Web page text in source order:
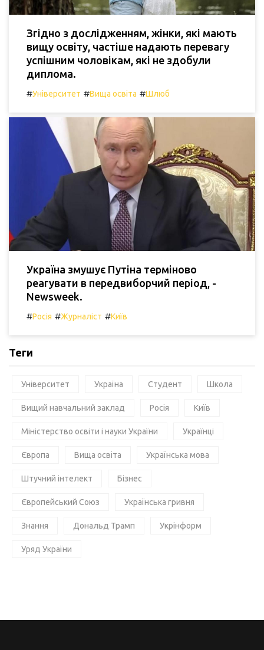
Згідно з дослідженням, жінки, які мають
вищу освіту, частіше надають перевагу
успішним чоловікам, які не здобули
диплома.
#Університет #Вища освіта #Шлюб
Україна змушує Путіна терміново
реагувати в передвиборчий період, -
Newsweek.
#Росія #Журналіст #Київ
Теги
Університет Україна Студент Школа
Вищий навчальний заклад Росія Київ
Міністерство освіти і науки України Українці
Європа Вища освіта Українська мова
Штучний інтелект Бізнес
Європейський Союз Українська гривня
Знання Дональд Трамп Укрінформ
Уряд України